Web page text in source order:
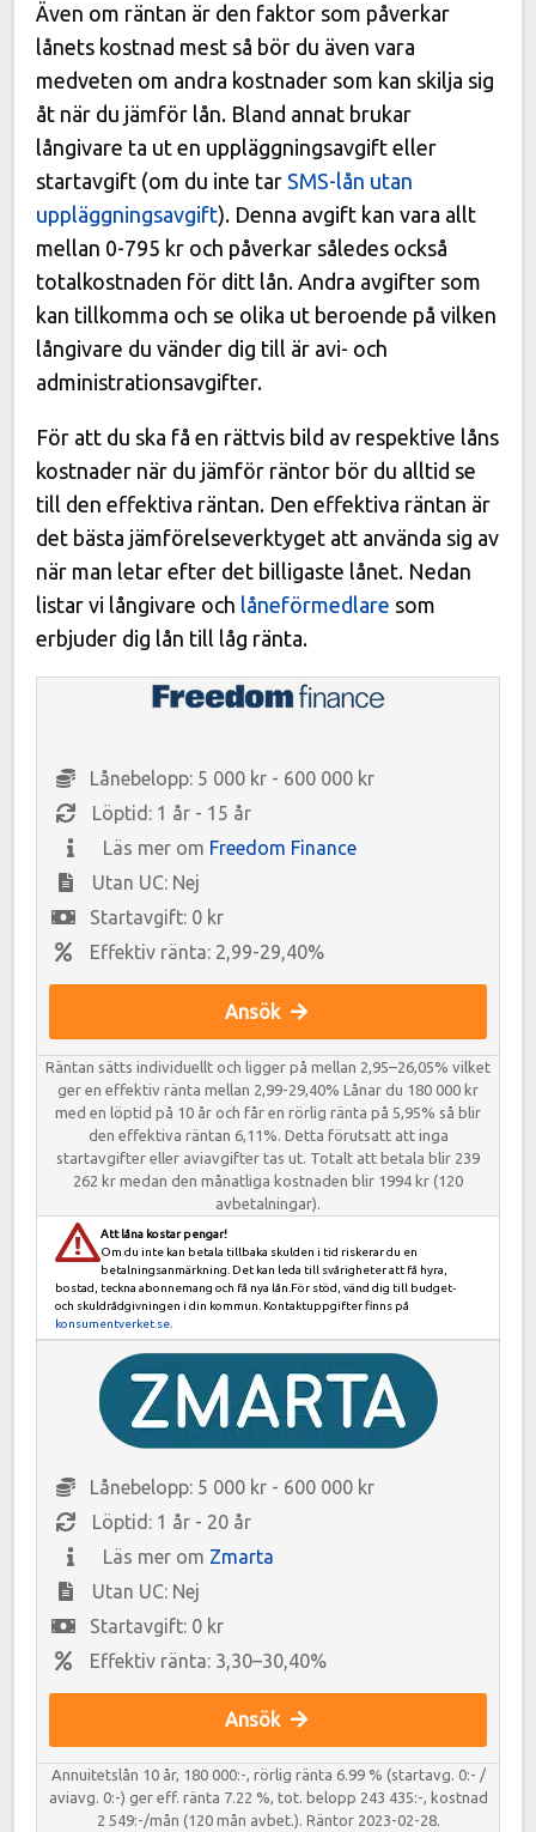
Även om räntan är den faktor som påverkar
lånets kostnad mest så bör du även vara
medveten om andra kostnader som kan skilja sig
åt när du jämför lån. Bland annat brukar
långivare ta ut en uppläggningsavgift eller
startavgift (om du inte tar SMS-lån utan
uppläggningsavgift). Denna avgift kan vara allt
mellan 0-795 kr och påverkar således också
totalkostnaden för ditt lån. Andra avgifter som
kan tillkomma och se olika ut beroende på vilken
långivare du vänder dig till är avi- och
administrationsavgifter.
För att du ska få en rättvis bild av respektive låns
kostnader när du jämför räntor bör du alltid se
till den effektiva räntan. Den effektiva räntan är
det bästa jämförelseverktyget att använda sig av
när man letar efter det billigaste lånet. Nedan
listar vi långivare och låneförmedlare som
erbjuder dig lån till låg ränta.
Lånebelopp: 5 000 kr - 600 000 kr
Löptid: 1 år - 15 år
Läs mer om Freedom Finance
Utan UC: Nej
Startavgift: 0 kr
Effektiv ränta: 2,99-29,40%
Ansök
Räntan sätts individuellt och ligger på mellan 2,95–26,05% vilket
ger en effektiv ränta mellan 2,99-29,40% Lånar du 180 000 kr
med en löptid på 10 år och får en rörlig ränta på 5,95% så blir
den effektiva räntan 6,11%. Detta förutsatt att inga
startavgifter eller aviavgifter tas ut. Totalt att betala blir 239
262 kr medan den månatliga kostnaden blir 1994 kr (120
avbetalningar).
Att låna kostar pengar!
Om du inte kan betala tillbaka skulden i tid riskerar du en
betalningsanmärkning. Det kan leda till svårigheter att få hyra,
bostad, teckna abonnemang och få nya lån.För stöd, vänd dig till budget-
och skuldrådgivningen i din kommun. Kontaktuppgifter finns på
konsumentverket.se
Lånebelopp: 5 000 kr - 600 000 kr
Löptid: 1 år - 20 år
Läs mer om Zmarta
Utan UC: Nej
Startavgift: 0 kr
Effektiv ränta: 3,30–30,40%
Ansök
Annuitetslån 10 år, 180 000:-, rörlig ränta 6.99 % (startavg. 0:- /
aviavg. 0:-) ger eff. ränta 7.22 %, tot. belopp 243 435:-, kostnad
2 549:-/mån (120 mån avbet.). Räntor 2023-02-28.